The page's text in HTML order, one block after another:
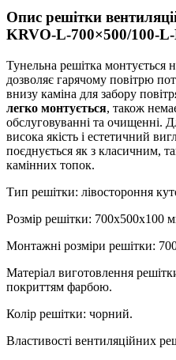
Опис решітки
KRVO-L-700×500/100-
Тунельна решітка монтується
дозволяє гарячому повітрю
внизу каміна для забору
легко монтується, також
обслуговуванні та очищенні.
висока якість і естетичний
поєднується як з класичним,
камінних топок.
Тип решітки: лівостороння
Розмір решітки: 700х500х100
Монтажні розміри решітки:
Матеріал виготовлення
покриттям фарбою.
Колір решітки: чорний.
Властивості вентиляційних